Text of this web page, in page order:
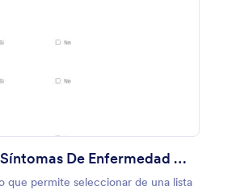
Listado De Síntomas De Enfermedad Hashimoto
que permite seleccionar de una lista